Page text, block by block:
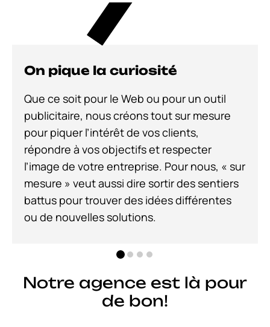
On pique la curiosité
Que ce soit pour le Web ou pour un outil
publicitaire, nous créons tout sur mesure
pour piquer l’intérêt de vos clients,
répondre à vos objectifs et respecter
l’image de votre entreprise. Pour nous, « sur
mesure » veut aussi dire sortir des sentiers
battus pour trouver des idées différentes
ou de nouvelles solutions.
Notre agence est là pour
de bon!